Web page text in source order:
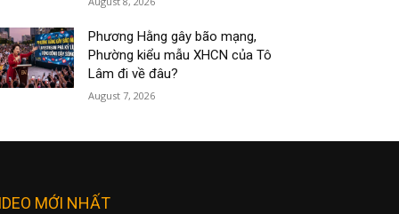
Phương Hằng gây bão mạng,
Phường kiểu mẫu XHCN của Tô
Lâm đi về đâu?
August 7, 2026
MỚI NHẤT